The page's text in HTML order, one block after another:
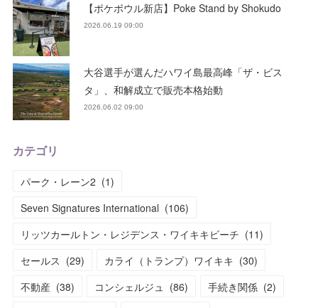
【ポケボウル新店】Poke Stand by Shokudo
2026.06.19 09:00
大谷選手が選んだハワイ島最高峰「ザ・ビス
タ」、和解成立で販売本格始動
2026.06.02 09:00
カテゴリ
パーク・レーン2 (1)
Seven Signatures International (106)
リッツカールトン・レジデンス・ワイキキビーチ (11)
セールス (29) カライ（トランプ）ワイキキ (30)
不動産 (38) コンシェルジュ (86) 手続き関係 (2)